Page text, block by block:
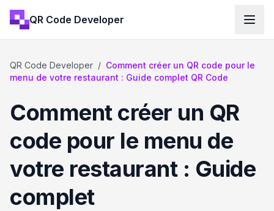
QR Code Developer
QR Code Developer / Comment créer un QR code pour le
menu de votre restaurant : Guide complet QR Code
Comment créer un QR
code pour le menu de
votre restaurant : Guide
complet